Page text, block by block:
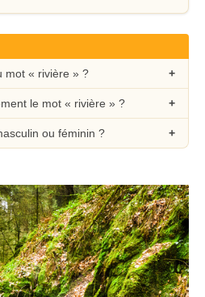
mot « rivière » ?
le mot « rivière » ?
ou féminin ?